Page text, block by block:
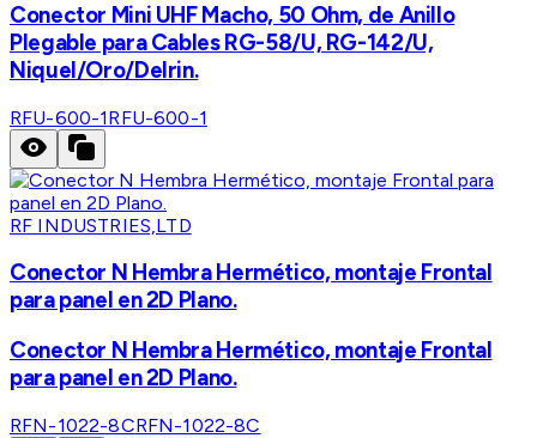
Conector Mini UHF Macho, 50 Ohm, de Anillo
Plegable para Cables RG-58/U, RG-142/U,
Niquel/Oro/Delrin.
RFU-600-1RFU-600-1
RF INDUSTRIES,LTD
Conector N Hembra Hermético, montaje Frontal
para panel en 2D Plano.
Conector N Hembra Hermético, montaje Frontal
para panel en 2D Plano.
RFN-1022-8CRFN-1022-8C